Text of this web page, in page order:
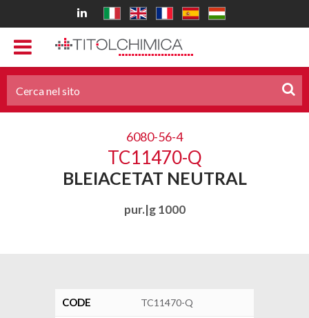
6080-56-4
TC11470-Q
BLEIACETAT NEUTRAL
pur.|g 1000
CODE TC11470-Q